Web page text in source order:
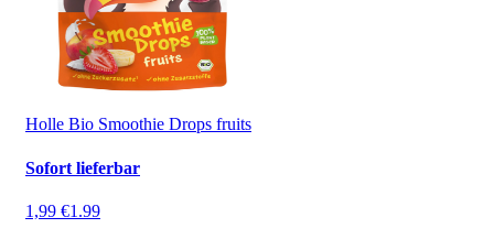
Holle Bio Smoothie Drops fruits
Sofort lieferbar
1,99 €1.99